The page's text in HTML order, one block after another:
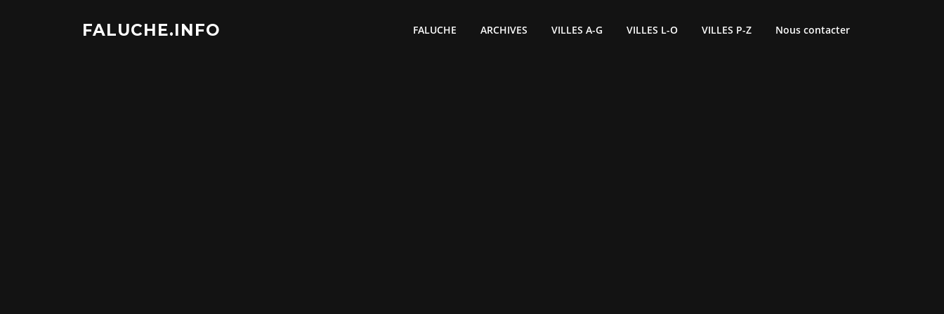
FALUCHE.INFO FALUCHE ARCHIVES VILLES A-G VILLES L-O VILLES P-Z Nous contacter